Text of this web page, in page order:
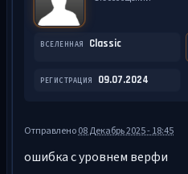
ВСЕЛЕННАЯ Classic
РЕГИСТРАЦИЯ 09.07.2024
Отправлено08 Декабрь 2025 - 18:45
ошибка с уровнем верфи